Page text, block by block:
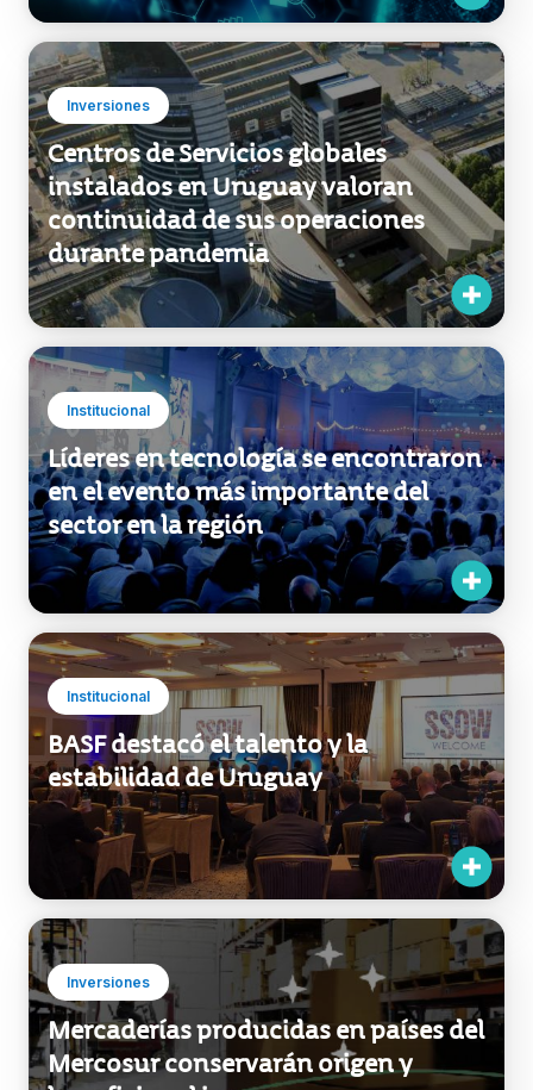
instalados en Uruguay valoran
continuidad de sus operaciones
durante pandemia
Institucional
Líderes en tecnología se encontraron
en el evento más importante del
sector en la región
Institucional
BASF destacó el talento y la
estabilidad de Uruguay
Inversiones
Mercaderías producidas en países del
Mercosur conservarán origen y
beneficios al ingresar en zonas
francas